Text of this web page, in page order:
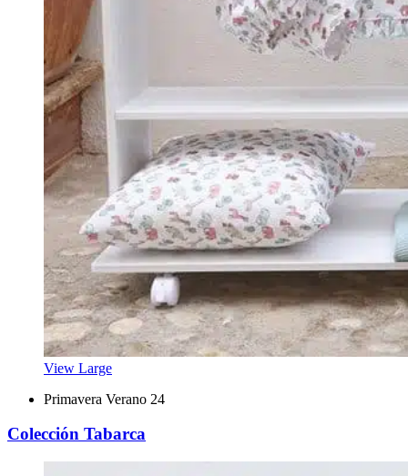
View Large
Primavera Verano 24
Colección Tabarca